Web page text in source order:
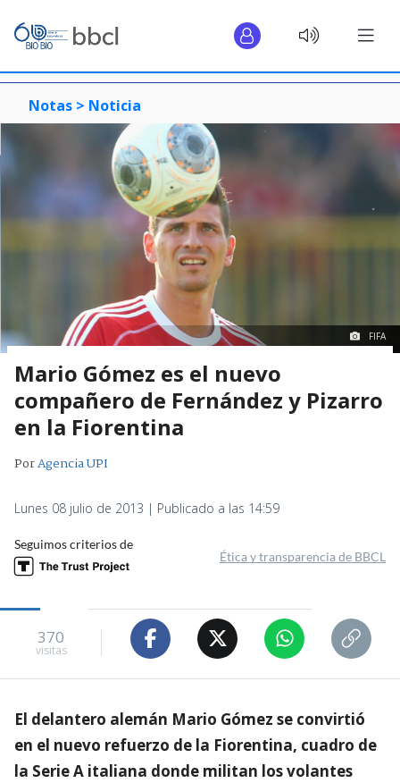
Notas > Noticia
FIFA
Mario Gómez es el nuevo
compañero de Fernández y Pizarro
en la Fiorentina
PorAgencia UPI
Lunes 08 julio de 2013 | Publicado a las 14:59
Seguimos criterios de
Ética y transparencia de BBCL
370
visitas
El delantero alemán Mario Gómez se convirtió
en el nuevo refuerzo de la Fiorentina, cuadro de
la Serie A italiana donde militan los volantes